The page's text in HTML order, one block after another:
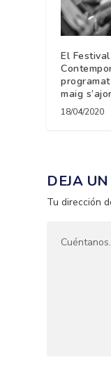
El
maig
18/04/2020
DEJA
Tu dirección